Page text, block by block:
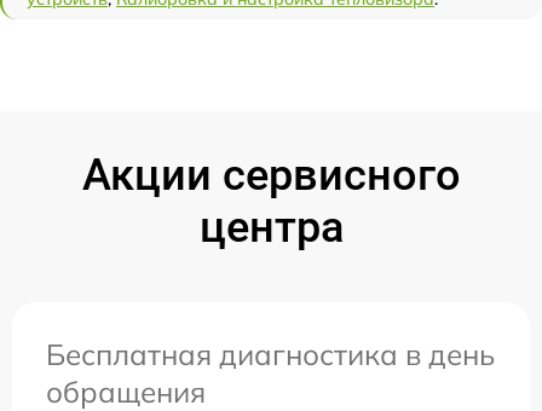
Акции сервисного
центра
Бесплатная диагностика в день
обращения